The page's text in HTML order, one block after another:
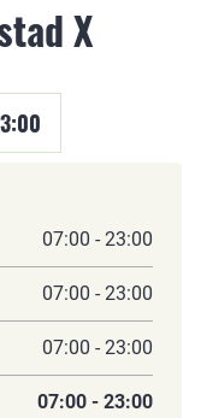
X
07:00 - 23:00
07:00 - 23:00
07:00 - 23:00
07:00 - 23:00